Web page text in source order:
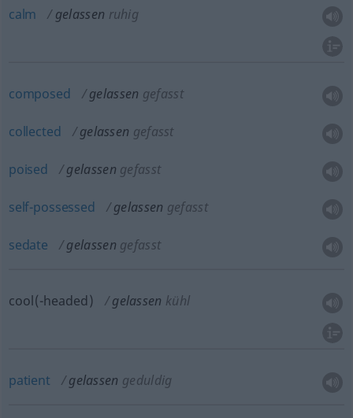
calm gelassen ruhig
composed gelassen gefasst
collected gelassen gefasst
poised gelassen gefasst
self-possessed gelassen gefasst
sedate gelassen gefasst
cool(-headed) gelassen kühl
patient gelassen geduldig